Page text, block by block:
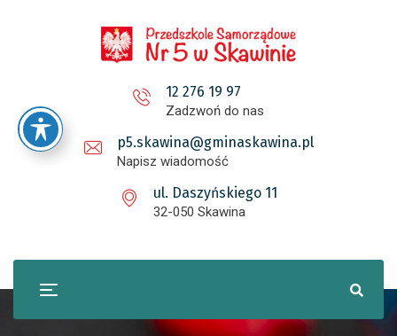
12 276 19 97
Zadzwoń do nas
p5.skawina@gminaskawina.pl
Napisz wiadomość
ul. Daszyńskiego 11
32-050 Skawina